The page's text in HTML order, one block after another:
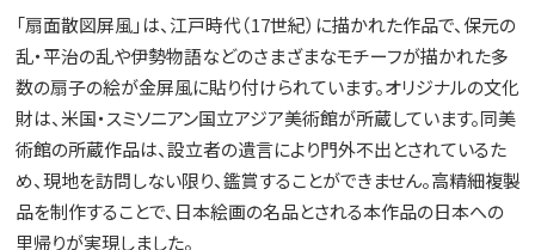
「扇面散図屏風」は、江戸時代（17世紀）に描かれた作品で、保元の
乱・平治の乱や伊勢物語などのさまざまなモチーフが描かれた多
数の扇子の絵が金屏風に貼り付けられています。オリジナルの文化
財は、米国・スミソニアン国立アジア美術館が所蔵しています。同美
術館の所蔵作品は、設立者の遺言により門外不出とされているた
め、現地を訪問しない限り、鑑賞することができません。高精細複製
品を制作することで、日本絵画の名品とされる本作品の日本への
里帰りが実現しました。